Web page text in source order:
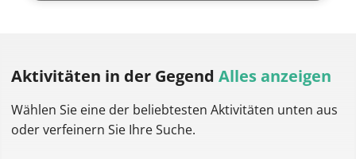
Aktivitäten in der Gegend Alles anzeigen
Wählen Sie eine der beliebtesten Aktivitäten unten aus
oder verfeinern Sie Ihre Suche.